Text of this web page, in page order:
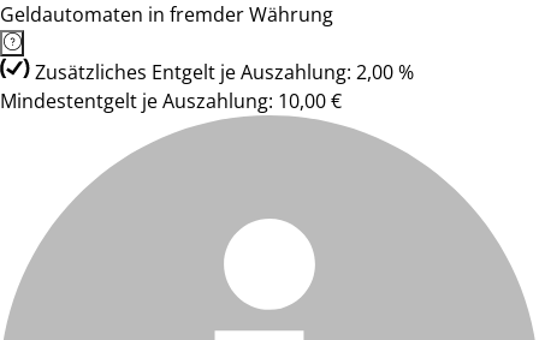
Geldautomaten in fremder Währung
Zusätzliches Entgelt je Auszahlung: 2,00 %
Mindestentgelt je Auszahlung: 10,00 €